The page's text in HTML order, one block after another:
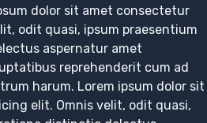
dolor sit amet consectetur
odit quasi, ipsum praesentium
aspernatur amet
reprehenderit cum ad
harum. Lorem ipsum dolor sit
elit. Omnis velit, odit quasi,